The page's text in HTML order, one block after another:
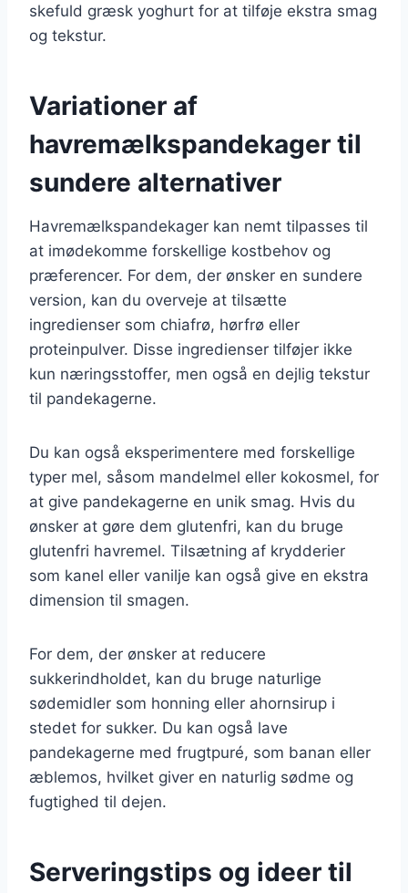
skefuld græsk yoghurt for at tilføje ekstra smag
og tekstur.
Variationer af
havremælkspandekager til
sundere alternativer
Havremælkspandekager kan nemt tilpasses til
at imødekomme forskellige kostbehov og
præferencer. For dem, der ønsker en sundere
version, kan du overveje at tilsætte
ingredienser som chiafrø, hørfrø eller
proteinpulver. Disse ingredienser tilføjer ikke
kun næringsstoffer, men også en dejlig tekstur
til pandekagerne.
Du kan også eksperimentere med forskellige
typer mel, såsom mandelmel eller kokosmel, for
at give pandekagerne en unik smag. Hvis du
ønsker at gøre dem glutenfri, kan du bruge
glutenfri havremel. Tilsætning af krydderier
som kanel eller vanilje kan også give en ekstra
dimension til smagen.
For dem, der ønsker at reducere
sukkerindholdet, kan du bruge naturlige
sødemidler som honning eller ahornsirup i
stedet for sukker. Du kan også lave
pandekagerne med frugtpuré, som banan eller
æblemos, hvilket giver en naturlig sødme og
fugtighed til dejen.
Serveringstips og ideer til